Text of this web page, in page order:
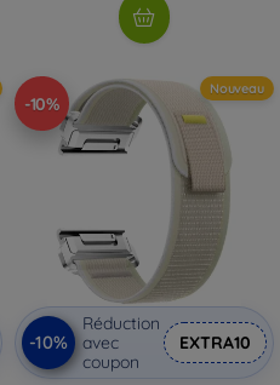
-10%
Nouveau
-10%
Réduction
avec
coupon
EXTRA10